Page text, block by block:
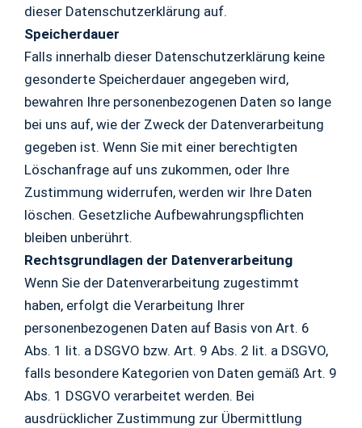
dieser Datenschutzerklärung auf.
Speicherdauer
Falls innerhalb dieser Datenschutzerklärung keine
gesonderte Speicherdauer angegeben wird,
bewahren Ihre personenbezogenen Daten so lange
bei uns auf, wie der Zweck der Datenverarbeitung
gegeben ist. Wenn Sie mit einer berechtigten
Löschanfrage auf uns zukommen, oder Ihre
Zustimmung widerrufen, werden wir Ihre Daten
löschen. Gesetzliche Aufbewahrungspflichten
bleiben unberührt.
Rechtsgrundlagen der Datenverarbeitung
Wenn Sie der Datenverarbeitung zugestimmt
haben, erfolgt die Verarbeitung Ihrer
personenbezogenen Daten auf Basis von Art. 6
Abs. 1 lit. a DSGVO bzw. Art. 9 Abs. 2 lit. a DSGVO,
falls besondere Kategorien von Daten gemäß Art. 9
Abs. 1 DSGVO verarbeitet werden. Bei
ausdrücklicher Zustimmung zur Übermittlung